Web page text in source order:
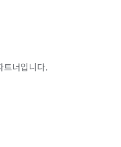
트너입니다.